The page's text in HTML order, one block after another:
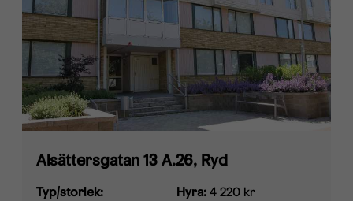
Alsättersgatan 13 A.26, Ryd
Typ/storlek:
Hyra: 4 220 kr